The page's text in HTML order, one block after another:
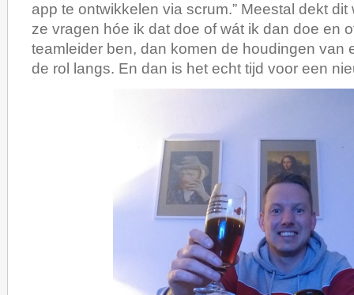
app te ontwikkelen via scrum.” Meestal dekt
ze vragen hóe ik dat doe of wát ik dan doe en
teamleider ben, dan komen de houdingen van
de rol langs. En dan is het echt tijd voor een